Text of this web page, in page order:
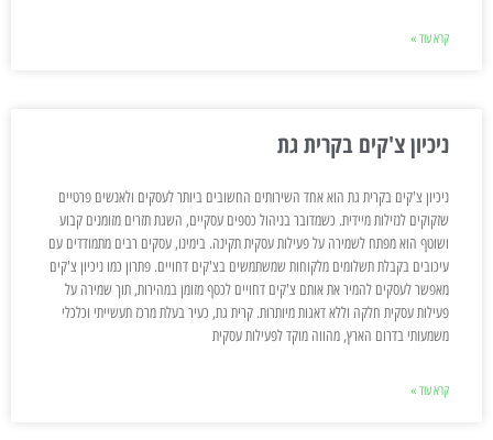
קרא עוד »
ניכיון צ'קים בקרית גת
ניכיון צ'קים בקרית גת הוא אחד השירותים החשובים ביותר לעסקים ולאנשים פרטיים
שזקוקים לנזילות מיידית. כשמדובר בניהול כספים עסקיים, השגת תזרים מזומנים קבוע
ושוטף הוא מפתח לשמירה על פעילות עסקית תקינה. בימינו, עסקים רבים מתמודדים עם
עיכובים בקבלת תשלומים מלקוחות שמשתמשים בצ'קים דחויים. פתרון כמו ניכיון צ'קים
מאפשר לעסקים להמיר את אותם צ'קים דחויים לכסף מזומן במהירות, תוך שמירה על
פעילות עסקית חלקה וללא דאגות מיותרות. קרית גת, כעיר בעלת מרכז תעשייתי וכלכלי
משמעותי בדרום הארץ, מהווה מוקד לפעילות עסקית
קרא עוד »